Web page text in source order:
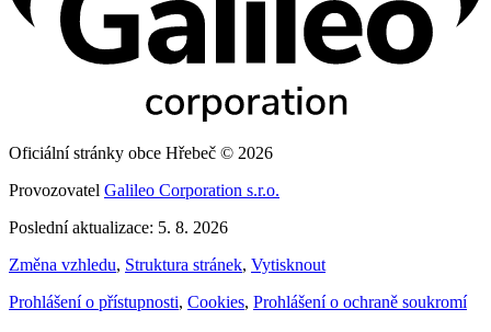
Oficiální stránky obce Hřebeč © 2026
Provozovatel Galileo Corporation s.r.o.
Poslední aktualizace: 5. 8. 2026
Změna vzhledu, Struktura stránek, Vytisknout
Prohlášení o přístupnosti, Cookies, Prohlášení o ochraně soukromí